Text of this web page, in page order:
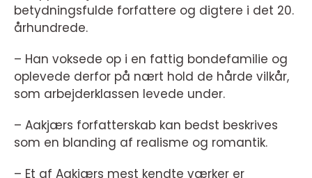
betydningsfulde forfattere og digtere i det 20.
århundrede.
– Han voksede op i en fattig bondefamilie og
oplevede derfor på nært hold de hårde vilkår,
som arbejderklassen levede under.
– Aakjærs forfatterskab kan bedst beskrives
som en blanding af realisme og romantik.
– Et af Aakjærs mest kendte værker er